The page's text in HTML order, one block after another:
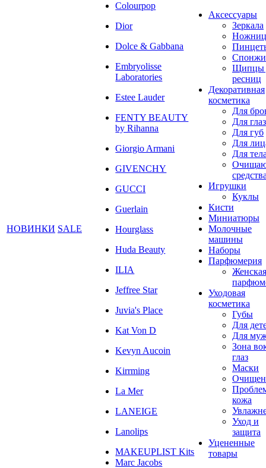
НОВИНКИ SALE
Colourpop
Dior
Dolce & Gabbana
Embryolisse
Laboratories
Estee Lauder
FENTY BEAUTY
by Rihanna
Giorgio Armani
GIVENCHY
GUCCI
Guerlain
Hourglass
Huda Beauty
ILIA
Jeffree Star
Juvia's Place
Kat Von D
Kevyn Aucoin
Kirrming
La Mer
LANEIGE
Lanolips
MAKEUPLIST Kits
Marc Jacobs
Аксессуары
Зеркала
Спонжи
Щипцы
ресниц
Декоративная
косметика
Для
Для глаз
Для губ
Для
Для
Игрушки
Куклы
Кисти
Миниатюры
Молочные
машины
Наборы
Парфюмерия
Женская
Уходовая
косметика
Губы
Для
Для
Зона
глаз
Маски
кожа
Уход и
защита
Уцененные
товары